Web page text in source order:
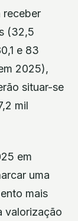
receber
(32,5
e 83
2025),
situar-se
mil
em
uma
mais
valorização